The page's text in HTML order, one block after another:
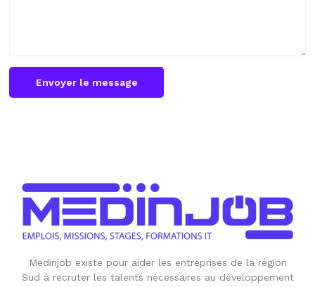
Envoyer le message
Medinjob existe pour aider les entreprises de la région
Sud à recruter les talents nécessaires au développement